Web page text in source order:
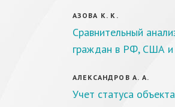
АЗОВА К. К.
Сравнительный
граждан в РФ, США и
АЛЕКСАНДРОВ А. А.
Учет статуса